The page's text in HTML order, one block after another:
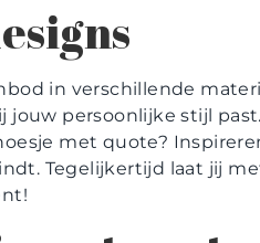
in verschillende
persoonlijke stijl past.
met quote?
Tegelijkertijd laat jij